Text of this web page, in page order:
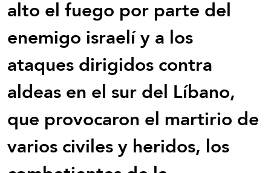
alto el fuego por parte del
enemigo israelí y a los
ataques dirigidos contra
aldeas en el sur del Líbano,
que provocaron el martirio de
varios civiles y heridos, los